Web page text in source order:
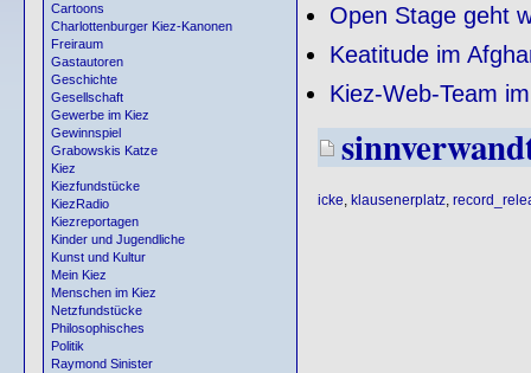
Cartoons
Charlottenburger Kiez-Kanonen
Freiraum
Gastautoren
Geschichte
Gesellschaft
Gewerbe im Kiez
Gewinnspiel
Grabowskis Katze
Kiez
Kiezfundstücke
KiezRadio
Kiezreportagen
Kinder und Jugendliche
Kunst und Kultur
Mein Kiez
Menschen im Kiez
Netzfundstücke
Philosophisches
Politik
Raymond Sinister
Open Stage geht
Keatitude im
Kiez-Web-Team
icke klausenerplatz,